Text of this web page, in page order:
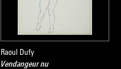
Raoul Dufy
Vendangeur nu